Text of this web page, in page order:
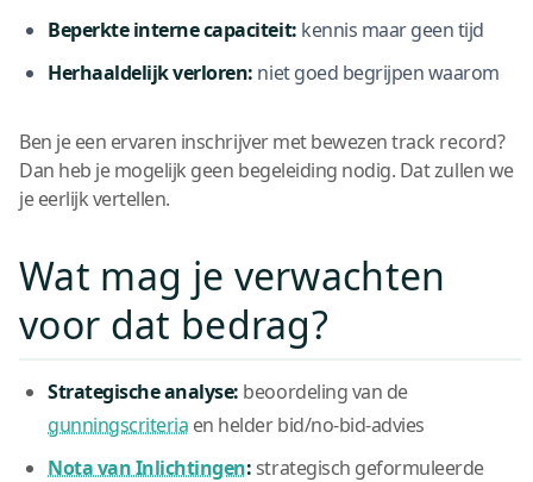
Beperkte interne capaciteit: kennis maar geen tijd
Herhaaldelijk verloren: niet goed begrijpen waarom
Ben je een ervaren inschrijver met bewezen track record?
Dan heb je mogelijk geen begeleiding nodig. Dat zullen we
je eerlijk vertellen.
Wat mag je verwachten
voor dat bedrag?
Strategische analyse: beoordeling van de
gunningscriteria en helder bid/no-bid-advies
Nota van Inlichtingen:strategisch geformuleerde